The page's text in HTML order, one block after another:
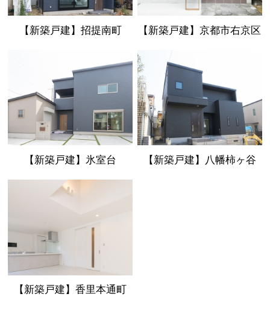
【新築戸建】招提南町 【新築戸建】京都市右京区
【新築戸建】氷室台 【新築戸建】八幡柿ヶ谷
【新築戸建】香里本通町